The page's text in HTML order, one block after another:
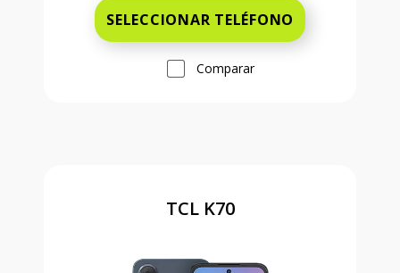
SELECCIONAR TELÉFONO
Comparar
TCL K70